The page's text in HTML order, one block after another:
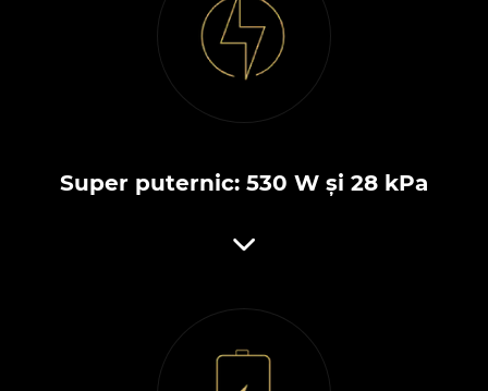
Super puternic: 530 W și 28 kPa